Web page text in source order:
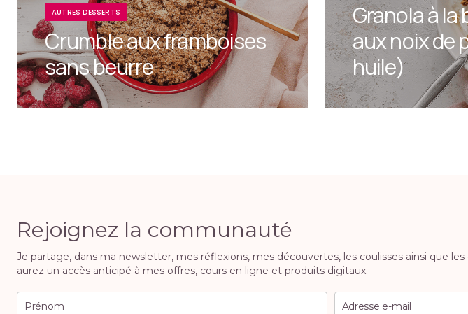
AUTRES DESSERTS
Crumble aux framboises
sans beurre
Granola à la
aux noix de
huile)
Rejoignez la communauté
Je partage, dans ma newsletter, mes réflexions, mes découvertes, les coulisses ainsi que
aurez un accès anticipé à mes offres, cours en ligne et produits digitaux.